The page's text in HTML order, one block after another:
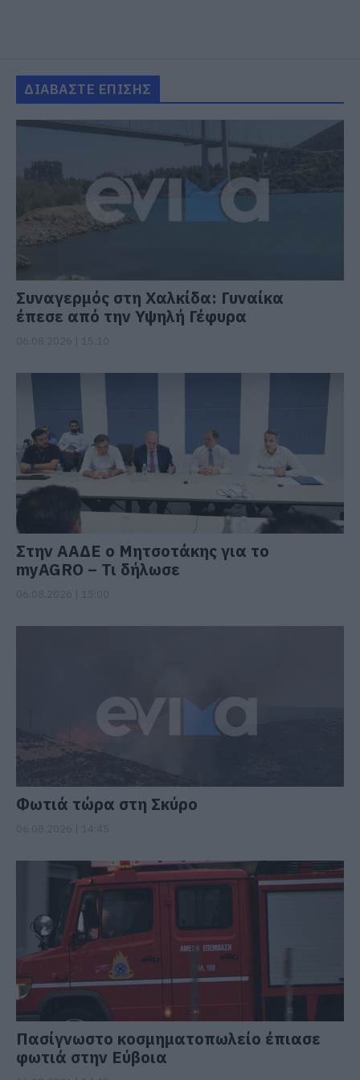
ΔΙΑΒΑΣΤΕ ΕΠΙΣΗΣ
Συναγερμός στη Χαλκίδα: Γυναίκα
έπεσε από την Υψηλή Γέφυρα
Στην ΑΑΔΕ ο Μητσοτάκης για το
myAGRO – Τι δήλωσε
Φωτιά τώρα στη Σκύρο
Πασίγνωστο κοσμηματοπωλείο έπιασε
φωτιά στην Εύβοια